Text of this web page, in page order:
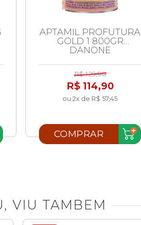
APTAMIL PROFUTURA
GOLD 1 800GR
DANONE
R$ 129,90
R$ 114,90
ou 2x de R$ 57,45
COMPRAR
VIU TAMBEM